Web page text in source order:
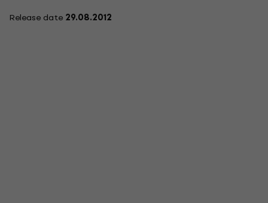
Release date 29.08.2012